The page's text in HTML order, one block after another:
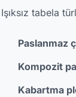
Işıksız tabela
Paslanmaz
Kompozit
Kabartma